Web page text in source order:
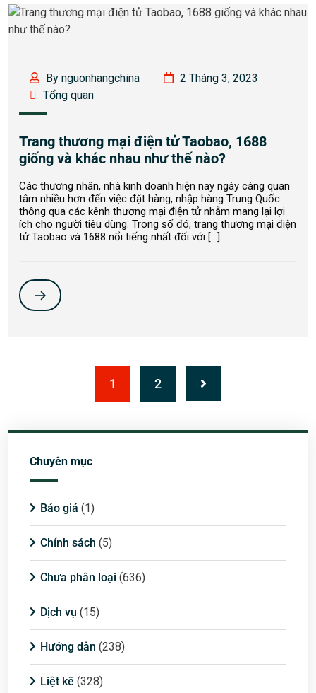
By nguonhangchina
2 Tháng 3, 2023
Tổng quan
Trang thương mại điện tử Taobao, 1688
giống và khác nhau như thế nào?
Các thương nhân, nhà kinh doanh hiện nay ngày càng quan
tâm nhiều hơn đến việc đặt hàng, nhập hàng Trung Quốc
thông qua các kênh thương mại điện tử nhằm mang lại lợi
ích cho người tiêu dùng. Trong số đó, trang thương mại điện
tử Taobao và 1688 nổi tiếng nhất đối với […]
1 2
Chuyên mục
Báo giá (1)
Chính sách (5)
Chưa phân loại (636)
Dịch vụ (15)
Hướng dẫn (238)
Liệt kê (328)